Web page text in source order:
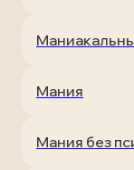
Мания
Мания без